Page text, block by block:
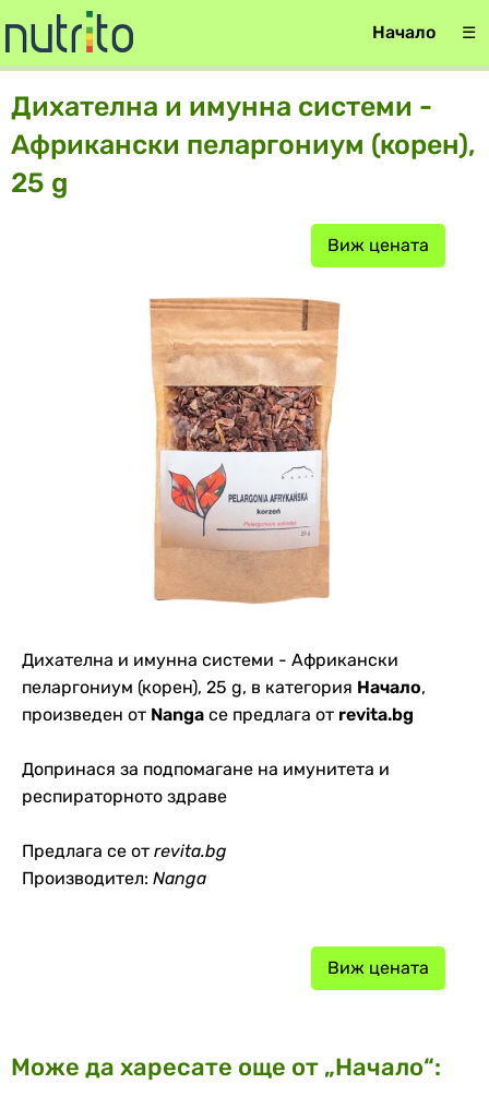
Начало ☰
Дихателна и имунна системи -
Африкански пеларгониум (корен),
25 g
Виж цената
Дихателна и имунна системи - Африкански
пеларгониум (корен), 25 g, в категория Начало,
произведен от Nanga се предлага от revita.bg
Допринася за подпомагане на имунитета и
респираторното здраве
Предлага се от revita.bg
Производител: Nanga
Виж цената
Може да харесате още от „Начало“: